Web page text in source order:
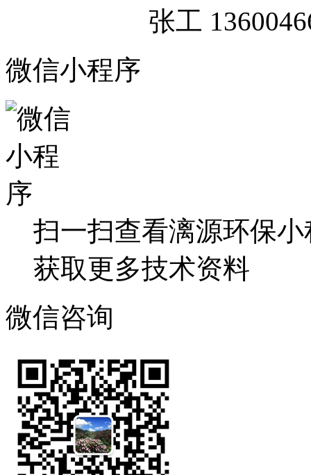
张工
微信小程序
扫一扫查看漓源环保小
获取更多技术资料
微信咨询